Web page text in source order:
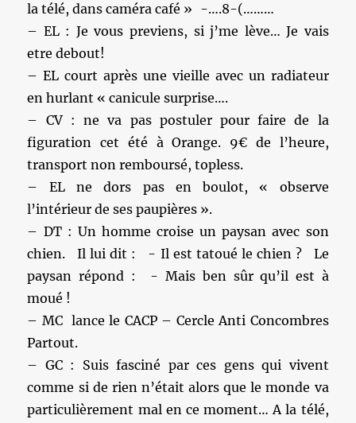
la télé, dans caméra café » -….8-(………
– EL : Je vous previens, si j’me lève… Je vais
etre debout!
– EL court après une vieille avec un radiateur
en hurlant « canicule surprise….
– CV : ne va pas postuler pour faire de la
figuration cet été à Orange. 9€ de l’heure,
transport non remboursé, topless.
– EL ne dors pas en boulot, « observe
l’intérieur de ses paupières ».
– DT : Un homme croise un paysan avec son
chien. Il lui dit : - Il est tatoué le chien ? Le
paysan répond : - Mais ben sûr qu’il est à
moué !
– MC lance le CACP – Cercle Anti Concombres
Partout.
– GC : Suis fasciné par ces gens qui vivent
comme si de rien n’était alors que le monde va
particulièrement mal en ce moment… A la télé,